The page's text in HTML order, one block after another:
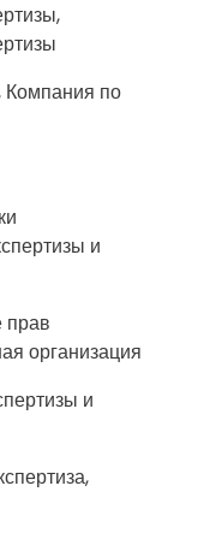
Компания по
и
прав
организация
и